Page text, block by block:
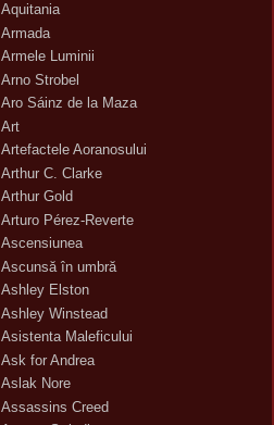
Aquitania
Armada
Armele Luminii
Arno Strobel
Aro Sáinz de la Maza
Art
Artefactele Aoranosului
Arthur C. Clarke
Arthur Gold
Arturo Pérez-Reverte
Ascensiunea
Ascunsă în umbră
Ashley Elston
Ashley Winstead
Asistenta Maleficului
Ask for Andrea
Aslak Nore
Assassins Creed